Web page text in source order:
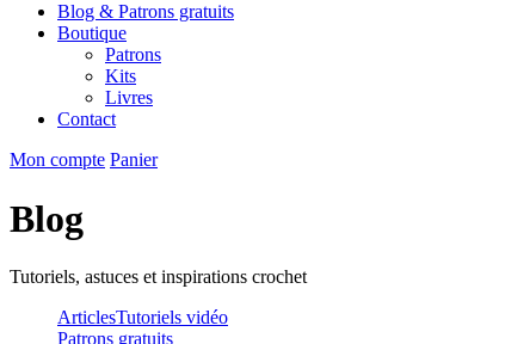
Blog & Patrons gratuits
Boutique
Patrons
Kits
Livres
Contact
Mon compte Panier
Blog
Tutoriels, astuces et inspirations crochet
ArticlesTutoriels vidéo
Patrons gratuits